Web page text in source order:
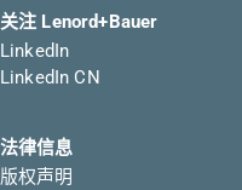
关注 Lenord+Bauer
LinkedIn
LinkedIn CN
法律信息
版权声明